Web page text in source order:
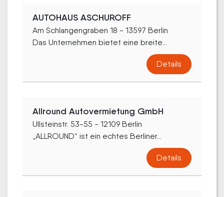
AUTOHAUS ASCHUROFF
Am Schlangengraben 18 - 13597 Berlin
Das Unternehmen bietet eine breite...
Details
Allround Autovermietung GmbH
Ullsteinstr. 53-55 - 12109 Berlin
„ALLROUND“ ist ein echtes Berliner...
Details